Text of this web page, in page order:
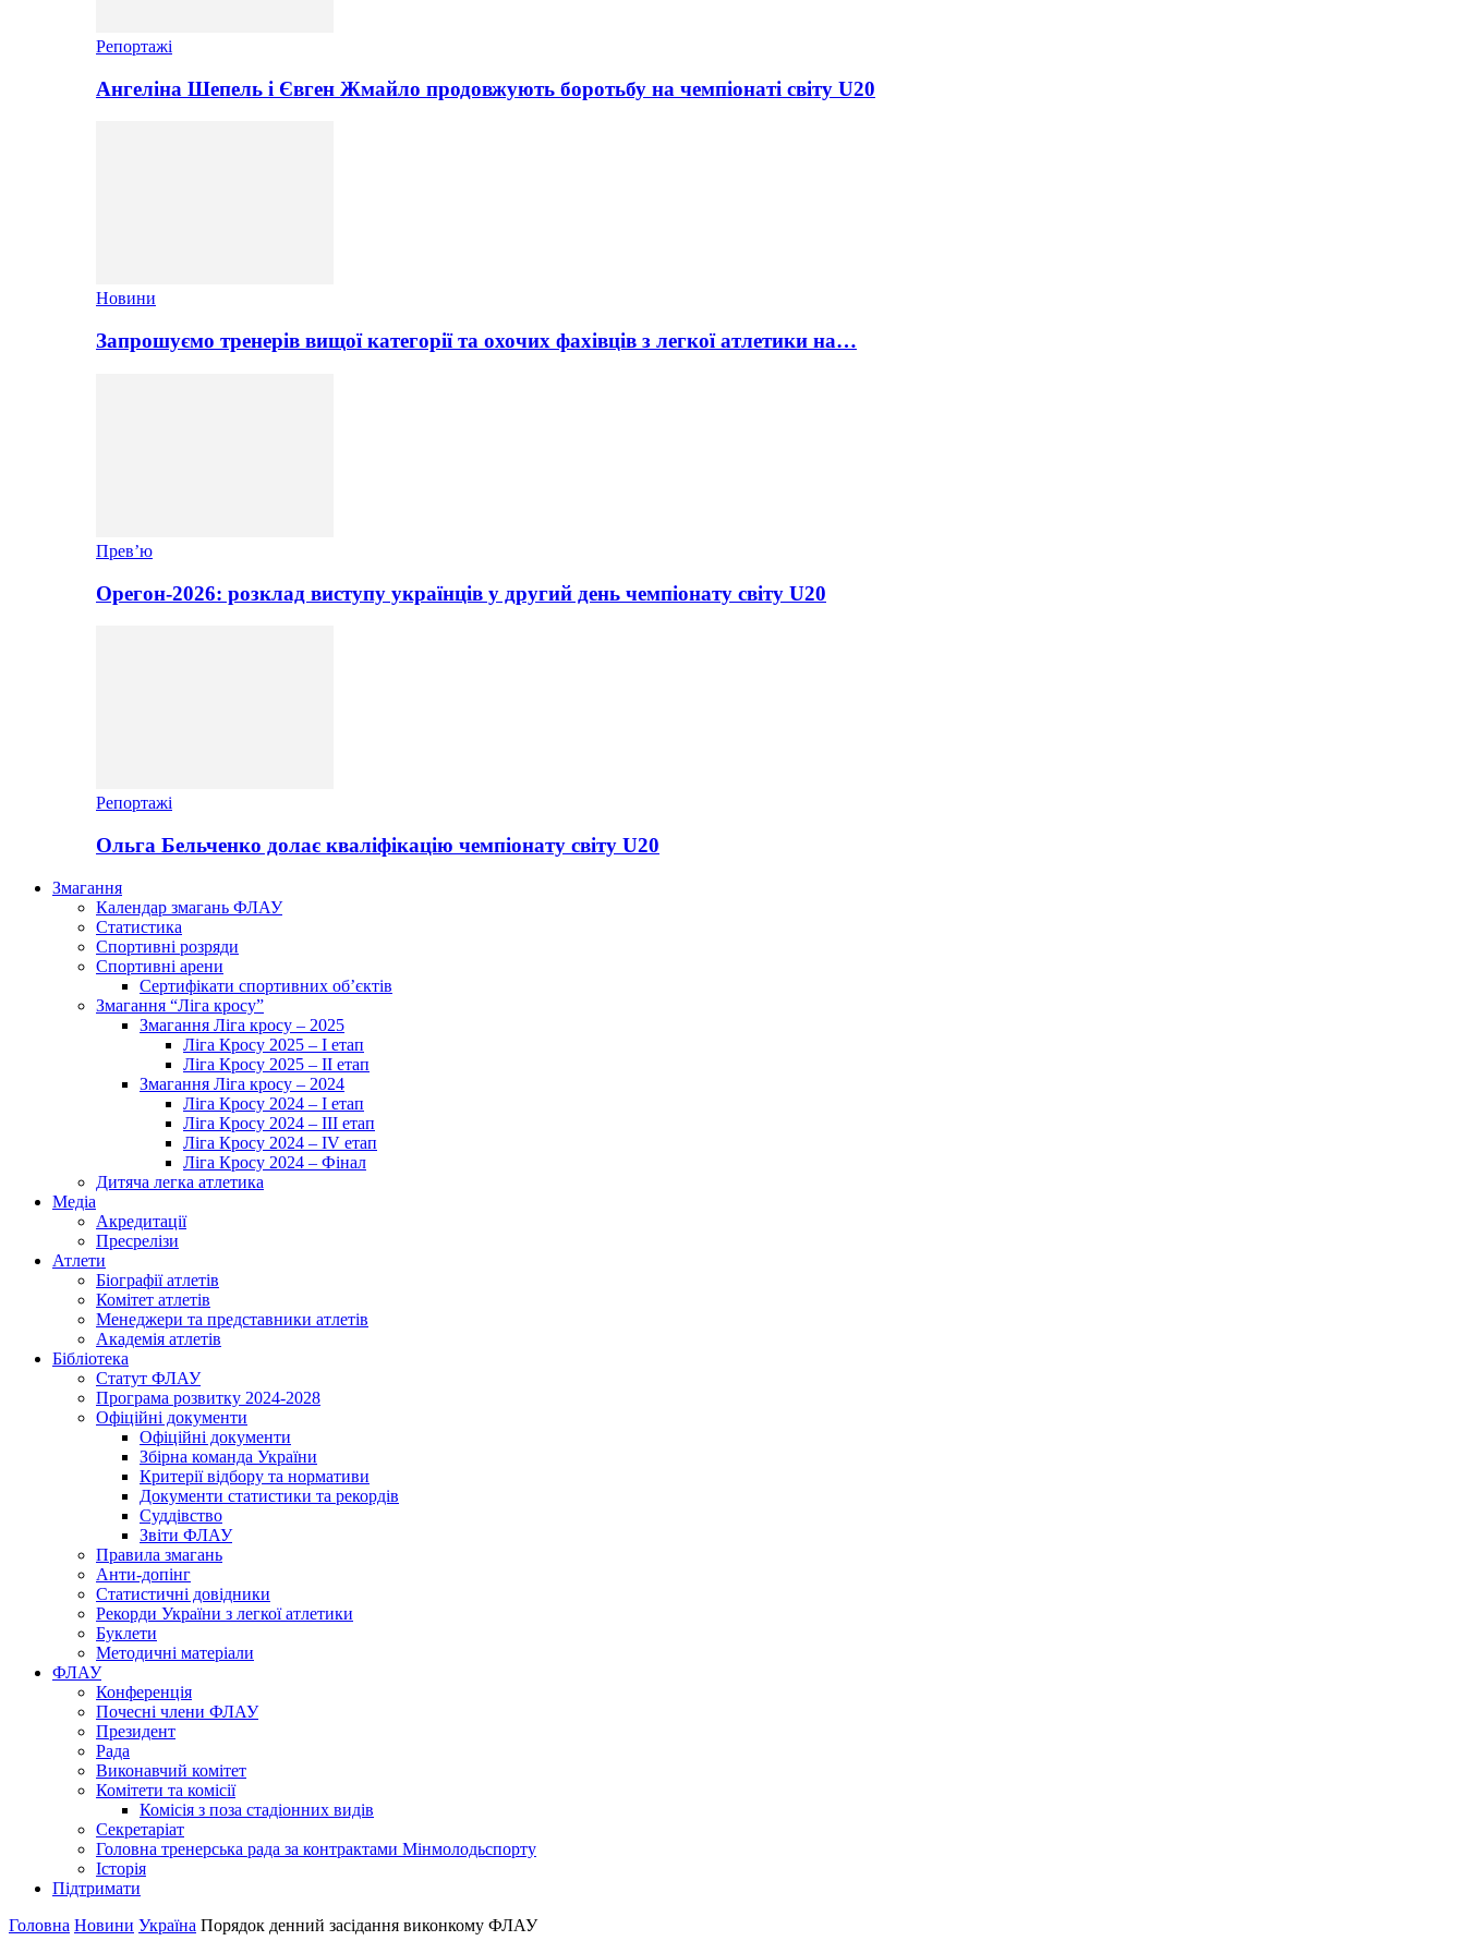
Репортажі
Ангеліна Шепель і Євген Жмайло продовжують боротьбу на чемпіонаті світу U20
Новини
Запрошуємо тренерів вищої категорії та охочих фахівців з легкої атлетики на…
Прев’ю
Орегон-2026: розклад виступу українців у другий день чемпіонату світу U20
Репортажі
Ольга Бельченко долає кваліфікацію чемпіонату світу U20
Змагання
Календар змагань ФЛАУ
Статистика
Спортивні розряди
Спортивні арени
Сертифікати спортивних об’єктів
Змагання “Ліга кросу”
Змагання Ліга кросу – 2025
Ліга Кросу 2025 – I етап
Ліга Кросу 2025 – II етап
Змагання Ліга кросу – 2024
Ліга Кросу 2024 – I етап
Ліга Кросу 2024 – III етап
Ліга Кросу 2024 – IV етап
Ліга Кросу 2024 – Фінал
Дитяча легка атлетика
Медіа
Акредитації
Пресрелізи
Атлети
Біографії атлетів
Комітет атлетів
Менеджери та представники атлетів
Академія атлетів
Бібліотека
Статут ФЛАУ
Програма розвитку 2024-2028
Офіційні документи
Офіційні документи
Збірна команда України
Критерії відбору та нормативи
Документи статистики та рекордів
Суддівство
Звіти ФЛАУ
Правила змагань
Анти-допінг
Статистичні довідники
Рекорди України з легкої атлетики
Буклети
Методичні матеріали
ФЛАУ
Конференція
Почесні члени ФЛАУ
Президент
Рада
Виконавчий комітет
Комітети та комісії
Комісія з поза стадіонних видів
Секретаріат
Головна тренерська рада за контрактами Мінмолодьспорту
Історія
Підтримати
Головна Новини Україна Порядок денний засiдання виконкому ФЛАУ